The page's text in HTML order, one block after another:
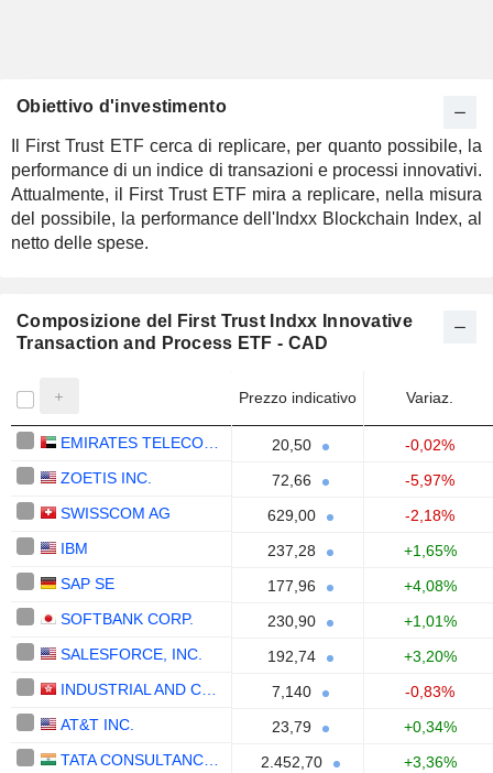
Obiettivo d'investimento
Il First Trust ETF cerca di replicare, per quanto possibile, la
performance di un indice di transazioni e processi innovativi.
Attualmente, il First Trust ETF mira a replicare, nella misura
del possibile, la performance dell'Indxx Blockchain Index, al
netto delle spese.
Composizione del First Trust Indxx Innovative
Transaction and Process ETF - CAD
Prezzo indicativo Variaz.
20,50
-0,02%
ZOETIS INC.
72,66
-5,97%
SWISSCOM AG
629,00
-2,18%
IBM
237,28
+1,65%
SAP SE
177,96
+4,08%
SOFTBANK CORP.
230,90
+1,01%
SALESFORCE, INC.
192,74
+3,20%
7,140
-0,83%
AT&T INC.
23,79
+0,34%
2.452,70 +3,36%